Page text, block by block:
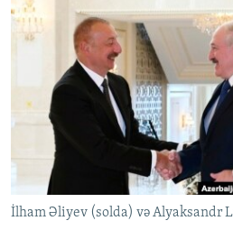
MULTIMEDIA
VIDEO
FOTOQALEREYA
İNFOQRAFIKA
KARIKATURA
RADIO ARXIV
OXU ZALI
AZƏRBAYCAN ƏDƏBIYYATI KITABXANASI
İSLAM VƏ DEMOKRATIYA
İZ - MƏDƏNIYYƏT PROQRAMI
HAQQIMIZDA
MISSIYAMIZ
PEŞƏ ETIKASI VƏ JURNALISTIKA
MATERIALLARIMIZDAN ISTIFADƏ
AZADLIQRADIOSU MOBIL
BIZI IZLƏ
RFE/RL-in bütün saytları
İlham Əliyev (solda) və Alyaksandr